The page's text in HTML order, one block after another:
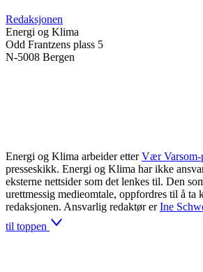
Redaksjonen
Energi og Klima
Odd Frantzens plass 5
N-5008 Bergen
Energi og Klima arbeider etter Vær Varsom-
presseskikk. Energi og Klima har ikke
eksterne nettsider som det lenkes til. Den
urettmessig medieomtale, oppfordres til å ta
redaksjonen. Ansvarlig redaktør er Ine
til toppen